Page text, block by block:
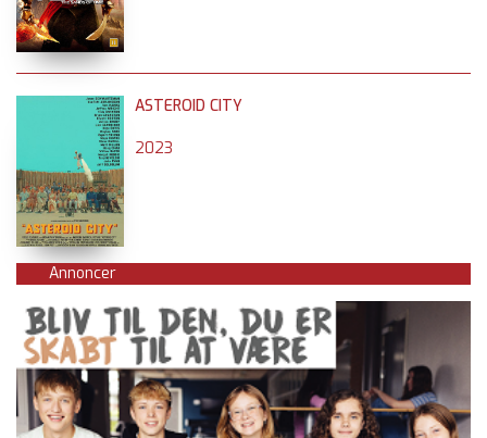
ASTEROID CITY
2023
Annoncer